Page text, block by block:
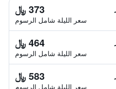
373 ﷼
سعر الليلة شامل الرسوم
464 ﷼
سعر الليلة شامل الرسوم
583 ﷼
سعر الليلة شامل الرسوم